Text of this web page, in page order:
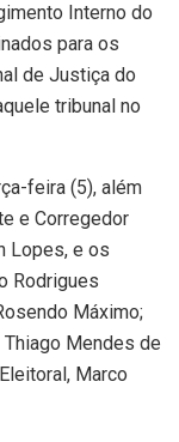
Interno do
para os
de Justiça do
tribunal no
feira (5), além
e Corregedor
Lopes, e os
Rodrigues
Máximo;
Mendes de
Marco